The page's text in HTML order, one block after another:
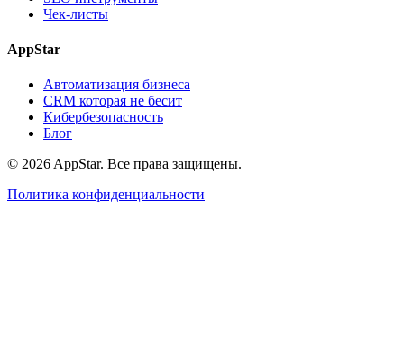
Чек-листы
AppStar
Автоматизация бизнеса
CRM которая не бесит
Кибербезопасность
Блог
© 2026 AppStar. Все права защищены.
Политика конфиденциальности